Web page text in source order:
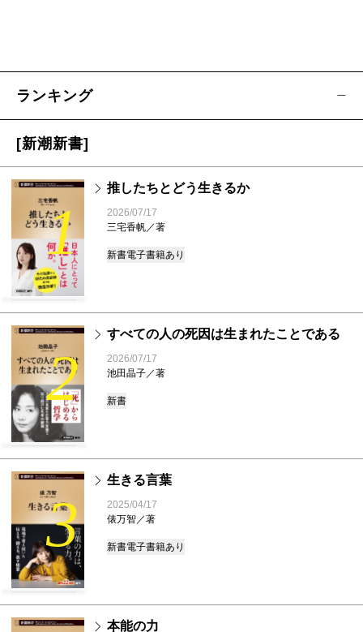
ランキング
[新潮新書]
1
推したちとどう生きるか
2026/07/17
三宅香帆／著
新書電子書籍あり
2
すべての人の死因は生まれたことである
2026/07/17
池田晶子／著
新書
3
生きる言葉
2025/04/17
俵万智／著
新書電子書籍あり
本能の力